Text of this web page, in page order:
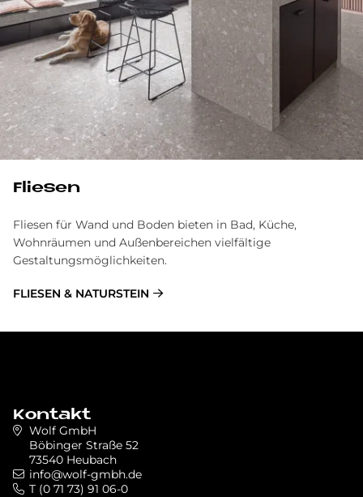
Fliesen
Fliesen für Wand und Boden bieten in Bad, Küche,
Wohnräumen und Außenbereichen vielfältige
Gestaltungsmöglichkeiten.
FLIESEN & NATURSTEIN
Kontakt
Wolf GmbH
Böbinger Straße 52
73540 Heubach
info@wolf-gmbh.de
T (0 71 73) 91 06-0